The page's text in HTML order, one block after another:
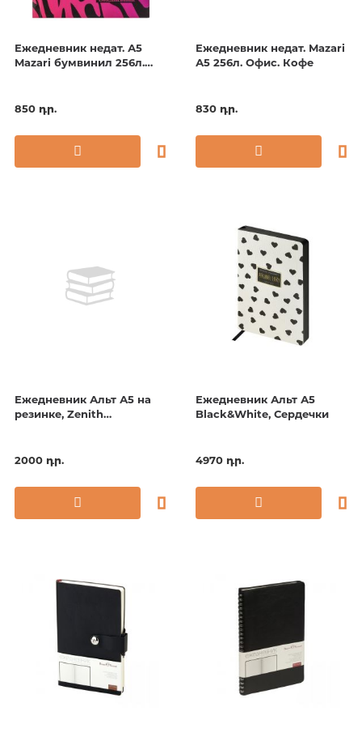
Ежедневник недат. А5
Mazari бумвинил 256л.
850 դր.
Ежедневник недат. Mazari
А5 256л. Офис. Кофе
830 դր.
Ежедневник Альт А5 на
резинке, Zenith
2000 դր.
Ежедневник Альт А5
Black&White, Сердечки
4970 դր.